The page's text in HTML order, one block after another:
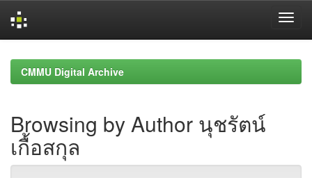
navigationCMMU Digital Archive
Browsing by Author นุชรัตน์
เกื้อสกุล